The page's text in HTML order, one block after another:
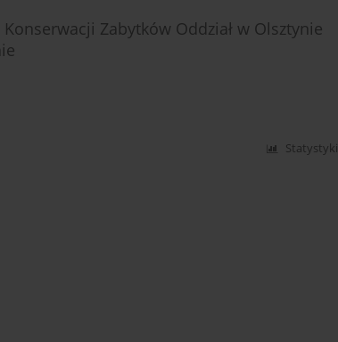
Zabytków Oddział w Olsztynie
Statystyki